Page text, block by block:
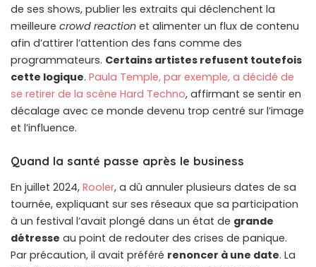
de ses shows, publier les extraits qui déclenchent la
meilleure crowd reaction et alimenter un flux de contenu
afin d’attirer l’attention des fans comme des
programmateurs. Certains artistes refusent toutefois
cette logique. Paula Temple, par exemple, a décidé de
se retirer de la scène Hard Techno, affirmant se sentir en
décalage avec ce monde devenu trop centré sur l’image
et l’influence.
Quand la santé passe après le business
En juillet 2024, Rooler, a dû annuler plusieurs dates de sa
tournée, expliquant sur ses réseaux que sa participation
à un festival l’avait plongé dans un état de grande
détresse au point de redouter des crises de panique.
Par précaution, il avait préféré renoncer à une date. La